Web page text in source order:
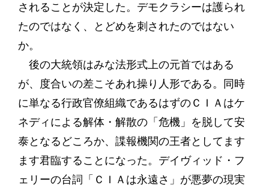
されることが決定した。デモクラシーは護られ
たのではなく、とどめを刺されたのではない
か。
後の大統領はみな法形式上の元首ではある
が、度合いの差こそあれ操り人形である。同時
に単なる行政官僚組織であるはずのＣＩＡはケ
ネディによる解体・解散の「危機」を脱して安
泰となるどころか、諜報機関の王者としてます
ます君臨することになった。デイヴィッド・フ
ェリーの台詞「ＣＩＡは永遠さ」が悪夢の現実